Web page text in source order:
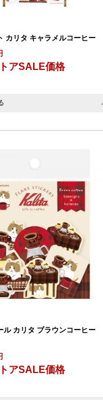
カリタ キャラメルコーヒー
アSALE価格
ル カリタ ブラウンコーヒー
アSALE価格